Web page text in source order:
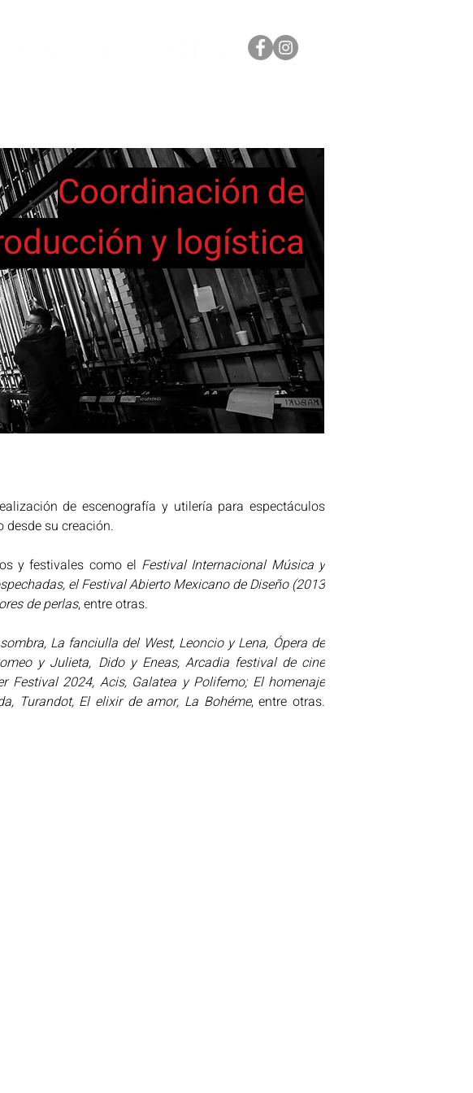
de escenografía y utilería para espectáculos
desde su creación.
y festivales como el Festival Internacional Música y
el Festival Abierto Mexicano de Diseño (2013
de perlas, entre otras.
La fanciulla del West, Leoncio y Lena, Ópera de
y Julieta,  Dido y Eneas, Arcadia festival de cine
Festival 2024, Acis, Galatea y Polifemo; El homenaje
Turandot, El elixir de amor, La Bohéme, entre otras.
Coordinación de
y logística